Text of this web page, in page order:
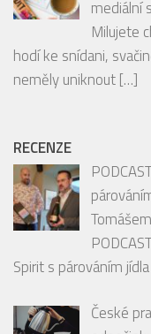
mediální
Milujete
hodí ke snídani,
neměly uniknout[…]
RECENZE
Spirit s párováním
České